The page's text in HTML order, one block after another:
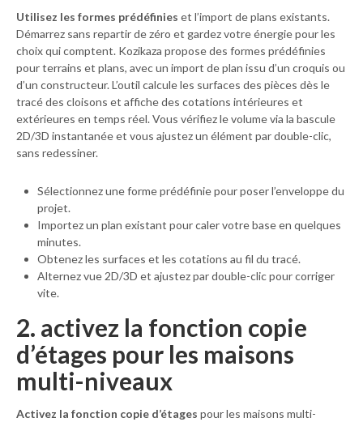
Utilisez les formes prédéfinies et l’import de plans existants.
Démarrez sans repartir de zéro et gardez votre énergie pour les
choix qui comptent. Kozikaza propose des formes prédéfinies
pour terrains et plans, avec un import de plan issu d’un croquis ou
d’un constructeur. L’outil calcule les surfaces des pièces dès le
tracé des cloisons et affiche des cotations intérieures et
extérieures en temps réel. Vous vérifiez le volume via la bascule
2D/3D instantanée et vous ajustez un élément par double-clic,
sans redessiner.
Sélectionnez une forme prédéfinie pour poser l’enveloppe du
projet.
Importez un plan existant pour caler votre base en quelques
minutes.
Obtenez les surfaces et les cotations au fil du tracé.
Alternez vue 2D/3D et ajustez par double-clic pour corriger
vite.
2. activez la fonction copie
d’étages pour les maisons
multi-niveaux
Activez la fonction copie d’étages pour les maisons multi-